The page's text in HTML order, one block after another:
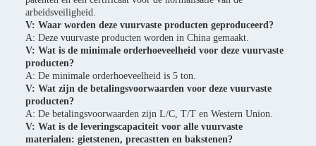
arbeidsveiligheid.
V: Waar worden deze vuurvaste producten geproduceerd?
A: Deze vuurvaste producten worden in China gemaakt.
V: Wat is de minimale orderhoeveelheid voor deze vuurvaste
producten?
A: De minimale orderhoeveelheid is 5 ton.
V: Wat zijn de betalingsvoorwaarden voor deze vuurvaste
producten?
A: De betalingsvoorwaarden zijn L/C, T/T en Western Union.
V: Wat is de leveringscapaciteit voor alle vuurvaste
materialen: gietstenen, precastten en bakstenen?